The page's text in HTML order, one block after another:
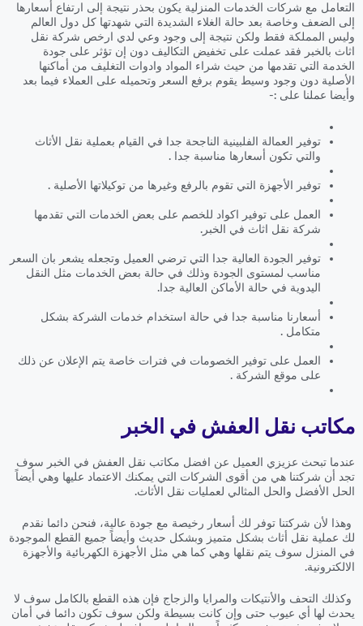
التعامل مع شركات الخدمات المنزلية يكون بحذر نتيجة إلى ارتفاع أسعارها
إلى الضعف وخاصة بعد حالة الغلاء الشديدة التي شهدتها كل دول العالم
وليس المملكة فقط ولكن نتيجة إلى وجود وعي لدي ارخص شركة نقل
اثاث بالخبر فقد عملت على تخفيض التكاليف دون إن تؤثر على جودة
الخدمة التي تقدمها من حيث شراء المواد وادوات التغليف من أماكنها
الأصلية دون وجود وسيط يقوم برفع السعر وتحميله على العملاء فيما بعد
وأيضا عملنا على :-
توفير العمالة الفلبينية الناجحة جدا في القيام بعملية نقل الأثاث
والتي تكون أسعارها مناسبة جدا .
توفير الأجهزة التي تقوم بالرفع وغيرها من توكيلاتها الأصلية .
العمل على توفير اكواد للخصم على بعض الخدمات التي تقدمها
شركة نقل اثاث في الخبر.
توفير الجودة العالية جدا التي ترضي العميل وتجعله يشعر بان السعر
مناسب لمستوى الجودة وذلك في حالة بعض الخدمات مثل النقل
اليدوية في حالة الأماكن العالية جدا.
أسعارنا مناسبة جدا في حالة استخدام خدمات الشركة بشكل
متكامل .
العمل على توفير الخصومات في فترات خاصة يتم الإعلان عن ذلك
على موقع الشركة .
مكاتب نقل العفش في الخبر
عندما تبحث عزيزي العميل عن افضل مكاتب نقل العفش في الخبر سوف
تجد أن شركتنا هي من أقوى الشركات التي يمكنك الاعتماد عليها وهي أيضاً
الحل الأفضل والحل المثالي لعمليات نقل الأثاث.
وهذا لأن شركتنا توفر لك أسعار رخيصة مع جودة عالية، فنحن دائما نقدم
لك عملية نقل أثاث بشكل متميز وبشكل حديث وأيضاً جميع القطع الموجودة
في المنزل سوف يتم نقلها وهي كما هي مثل الأجهزة الكهربائية والأجهزة
الالكترونية.
وكذلك التحف والأنتيكات والمرايا والزجاج فإن هذه القطع بالكامل سوف لا
يحدث لها أي عيوب حتى وإن كانت بسيطة ولكن سوف تكون دائما في أمان